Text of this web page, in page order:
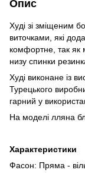
Опис
Худі зі зміщеним
виточками, які
комфортне, так
низу спинки
Худі виконане із
Турецького
гарний у
На моделі лляна
Характеристики
Фасон: Пряма -